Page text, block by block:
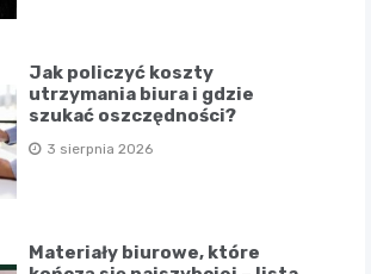
Jak policzyć koszty
utrzymania biura i gdzie
szukać oszczędności?
3 sierpnia 2026
Materiały biurowe, które